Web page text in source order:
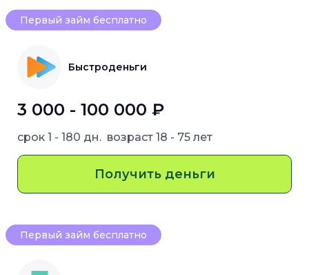
Первый займ бесплатно
Быстроденьги
3 000 - 100 000 ₽
срок 1 - 180 дн. возраст 18 - 75 лет
Получить деньги
Первый займ бесплатно